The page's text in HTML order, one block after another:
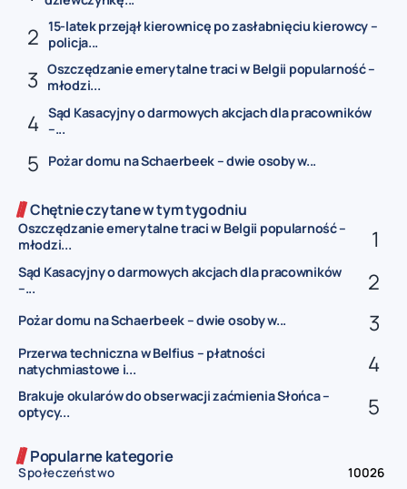
15-latek przejął kierownicę po zasłabnięciu kierowcy –
policja...
Oszczędzanie emerytalne traci w Belgii popularność –
młodzi...
Sąd Kasacyjny o darmowych akcjach dla pracowników
–...
Pożar domu na Schaerbeek – dwie osoby w...
Chętnie czytane w tym tygodniu
Oszczędzanie emerytalne traci w Belgii popularność –
młodzi...
Sąd Kasacyjny o darmowych akcjach dla pracowników
–...
Pożar domu na Schaerbeek – dwie osoby w...
Przerwa techniczna w Belfius – płatności
natychmiastowe i...
Brakuje okularów do obserwacji zaćmienia Słońca –
optycy...
Popularne kategorie
Społeczeństwo
10026